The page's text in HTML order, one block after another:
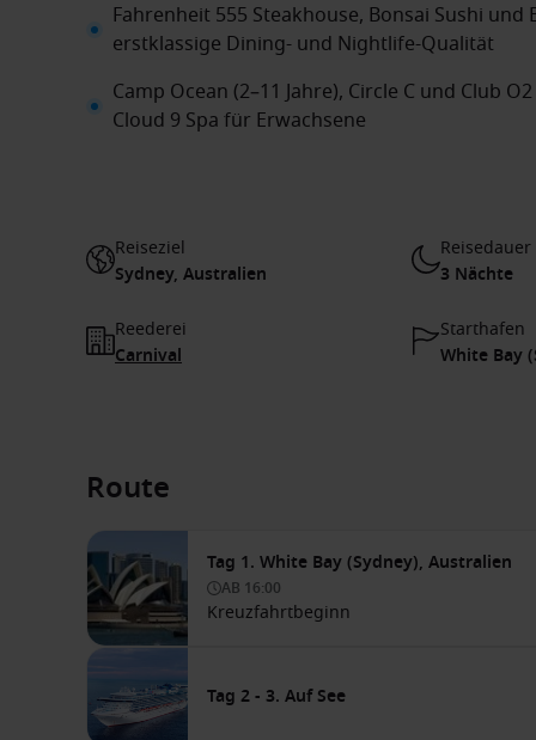
Fahrenheit 555 Steakhouse, Bonsai Sushi
erstklassige Dining- und Nightlife-Qualität
Camp Ocean (2–11 Jahre), Circle C und Club
Cloud 9 Spa für Erwachsene
Reiseziel
Sydney, Australien
Reisedauer
3 Nächte
Reederei
Carnival
Starthafen
White Bay
Route
Tag 1. White Bay (Sydney), Australien
AB 16:00
Kreuzfahrtbeginn
Tag 2 - 3. Auf See